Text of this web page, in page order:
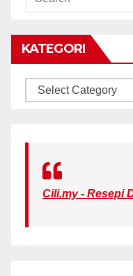
KATEGORI
KATEGORI
Cili.my - Resepi